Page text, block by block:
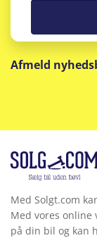
Afmeld
Med Solgt.com
Med vores
på din bil og kan